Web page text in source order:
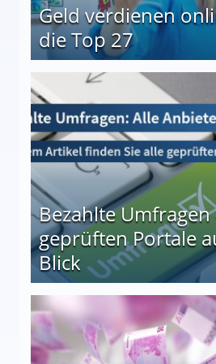
Geld verdienen
die Top 27
Bezahlte Umfragen
geprüften Portale
Blick
auf einen Blick